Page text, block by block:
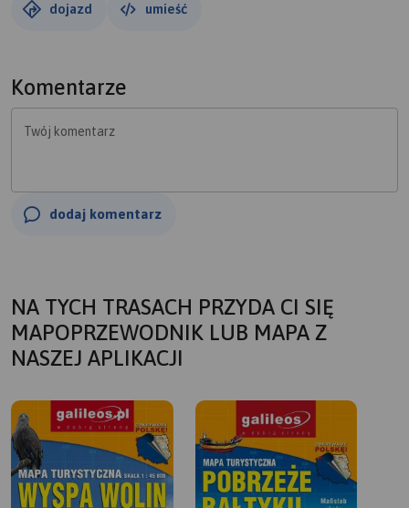
dojazd umieść
Komentarze
Twój komentarz
dodaj komentarz
NA TYCH TRASACH PRZYDA CI SIĘ
MAPOPRZEWODNIK LUB MAPA Z
NASZEJ APLIKACJI